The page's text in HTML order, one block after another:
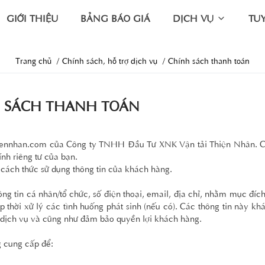
GIỚI THIỆU BẢNG BÁO GIÁ DỊCH VỤ
Trang chủ Chính sách, hỗ trợ dịch vụ Chính sách thanh toán
THANH TOÁN
của Công ty TNHH Đầu Tư XNK Vận tải Thiện Nhân.
riêng tư của bạn.
thức sử dụng thông tin của khách hàng.
tin cá nhân/tổ chức, số điện thoại, email, địa chỉ, nhằm mục
xử lý các tình huống phát sinh (nếu có). Các thông tin này
vụ và cũng như đảm bảo quyền lợi khách hàng.
cung cấp để: